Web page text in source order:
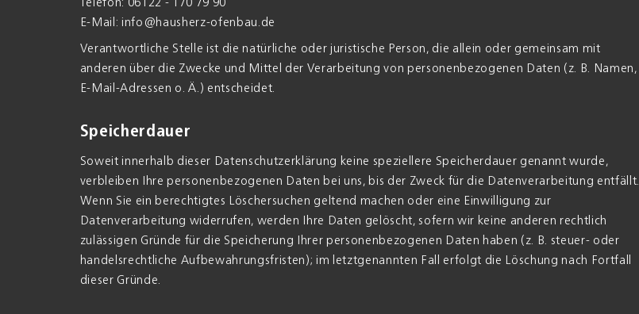
Telefon: 06122 - 170 79 90
E-Mail: info@hausherz-ofenbau.de
Verantwortliche Stelle ist die natürliche oder juristische Person, die allein oder gemeinsam mit
anderen über die Zwecke und Mittel der Verarbeitung von personenbezogenen Daten (z. B. Namen,
E-Mail-Adressen o. Ä.) entscheidet.
Speicherdauer
Soweit innerhalb dieser Datenschutzerklärung keine speziellere Speicherdauer genannt wurde,
verbleiben Ihre personenbezogenen Daten bei uns, bis der Zweck für die Datenverarbeitung entfällt.
Wenn Sie ein berechtigtes Löschersuchen geltend machen oder eine Einwilligung zur
Datenverarbeitung widerrufen, werden Ihre Daten gelöscht, sofern wir keine anderen rechtlich
zulässigen Gründe für die Speicherung Ihrer personenbezogenen Daten haben (z. B. steuer- oder
handelsrechtliche Aufbewahrungsfristen); im letztgenannten Fall erfolgt die Löschung nach Fortfall
dieser Gründe.